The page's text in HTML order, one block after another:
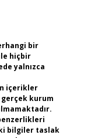
bir
hiçbir
yalnızca
içerikler
kurum
bilgiler taslak